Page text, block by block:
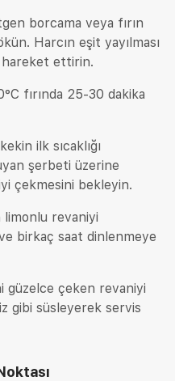
borcama veya fırın
Harcın eşit yayılması
hareket ettirin.
fırında 25-30 dakika
ilk sıcaklığı
şerbeti üzerine
çekmesini bekleyin.
limonlu revaniyi
ve birkaç saat dinlenmeye
güzelce çeken revaniyi
gibi süsleyerek servis